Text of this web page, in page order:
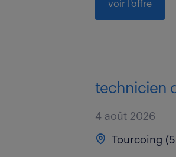
voir l'offre
technicien
4 août 2026
Tourcoing